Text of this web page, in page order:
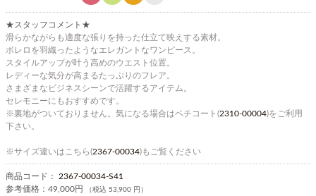
★スタッフコメント★
滑らかながらも適度な張りを持った仕立て映えする素材。
ボレロを羽織ったようなエレガントなワンピース。
スタイルアップが叶う高めのウエスト位置。
レディーな気分が高まるたっぷりのフレア。
さまざまなビジネスシーンで活躍するアイテム。
セレモニーにもおすすめです。
※裏地がついておりません。気になる場合はペチコート(2310-00004)をご利用
下さい。
※サイズ違いはこちら(2367-00034)もご覧ください
商品コード： 2367-00034-S41
参考価格： 49,000円 （税込 53,900 円）